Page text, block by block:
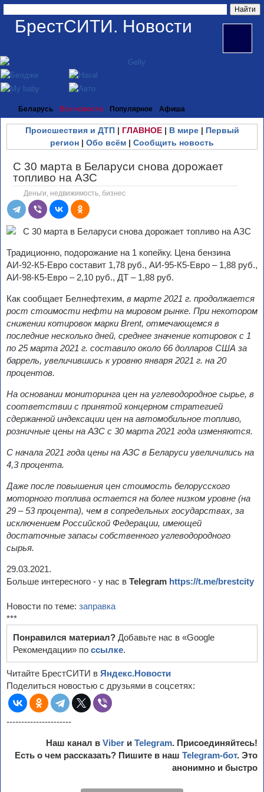
БрестСИТИ. Новости
Беларусь Все новости Популярное Афиша
Происшествия и ДТП| ГЛАВНОЕ| В мире| Первый
регион | Обо всём | Сообщить новость
С 30 марта в Беларуси снова дорожает
топливо на АЗС
Деньги, недвижимость, бизнес
Традиционно, подорожание на 1 копейку. Цена бензина
АИ-92-К5-Евро составит 1,78 руб., АИ-95-К5-Евро – 1,88 руб.,
АИ-98-К5-Евро – 2,10 руб., ДТ – 1,88 руб.
Как сообщает Белнефтехим, в марте 2021 г. продолжается
рост стоимости нефти на мировом рынке. При некотором
снижении котировок марки Brent, отмечающемся в
последние несколько дней, среднее значение котировок с 1
по 25 марта 2021 г. составило около 66 долларов США за
баррель, увеличившись к уровню января 2021 г. на 20
процентов.
На основании мониторинга цен на углеводородное сырье, в
соответствии с принятой концерном стратегией
сдержанной индексации цен на автомобильное топливо,
розничные цены на АЗС с 30 марта 2021 года изменяются.
С начала 2021 года цены на АЗС в Беларуси увеличились на
4,3 процента.
Даже после повышения цен стоимость белорусского
моторного топлива остается на более низком уровне (на
29 – 53 процента), чем в сопредельных государствах, за
исключением Российской Федерации, имеющей
достаточные запасы собственного углеводородного
сырья.
29.03.2021.
Больше интересного - у нас в Telegram https://t.me/brestcity
Новости по теме: заправка
***
Понравился материал? Добавьте нас в «Google
Рекомендации» по ссылке.
Читайте БрестСИТИ в Яндекс.Новости
Поделиться новостью с друзьями в соцсетях:
----------------------
Наш канал в Viber и Telegram. Присоединяйтесь!
Есть о чем рассказать? Пишите в наш Telegram-бот. Это
анонимно и быстро